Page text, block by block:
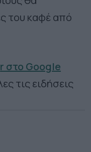
του καφέ από
Google
τις ειδήσεις